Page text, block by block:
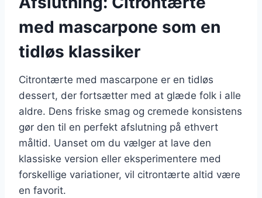
med mascarpone som en
tidløs klassiker
Citrontærte med mascarpone er en tidløs
dessert, der fortsætter med at glæde folk i alle
aldre. Dens friske smag og cremede konsistens
gør den til en perfekt afslutning på ethvert
måltid. Uanset om du vælger at lave den
klassiske version eller eksperimentere med
forskellige variationer, vil citrontærte altid være
en favorit.